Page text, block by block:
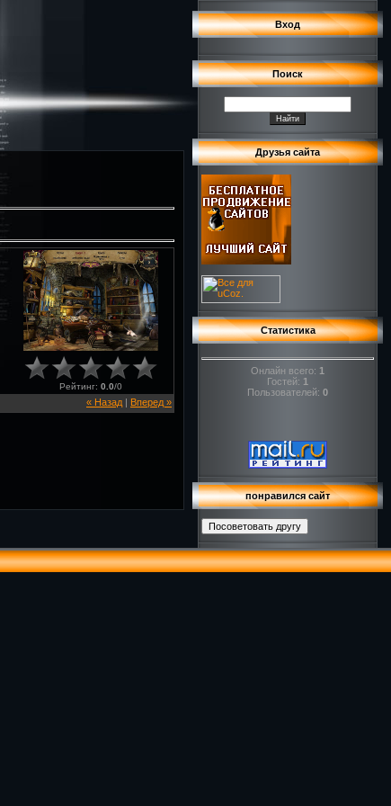
Рейтинг: 0.0/0
« Назад | Вперед »
Вход
Поиск
Друзья сайта
Статистика
Онлайн всего: 1
Гостей: 1
Пользователей: 0
понравился сайт